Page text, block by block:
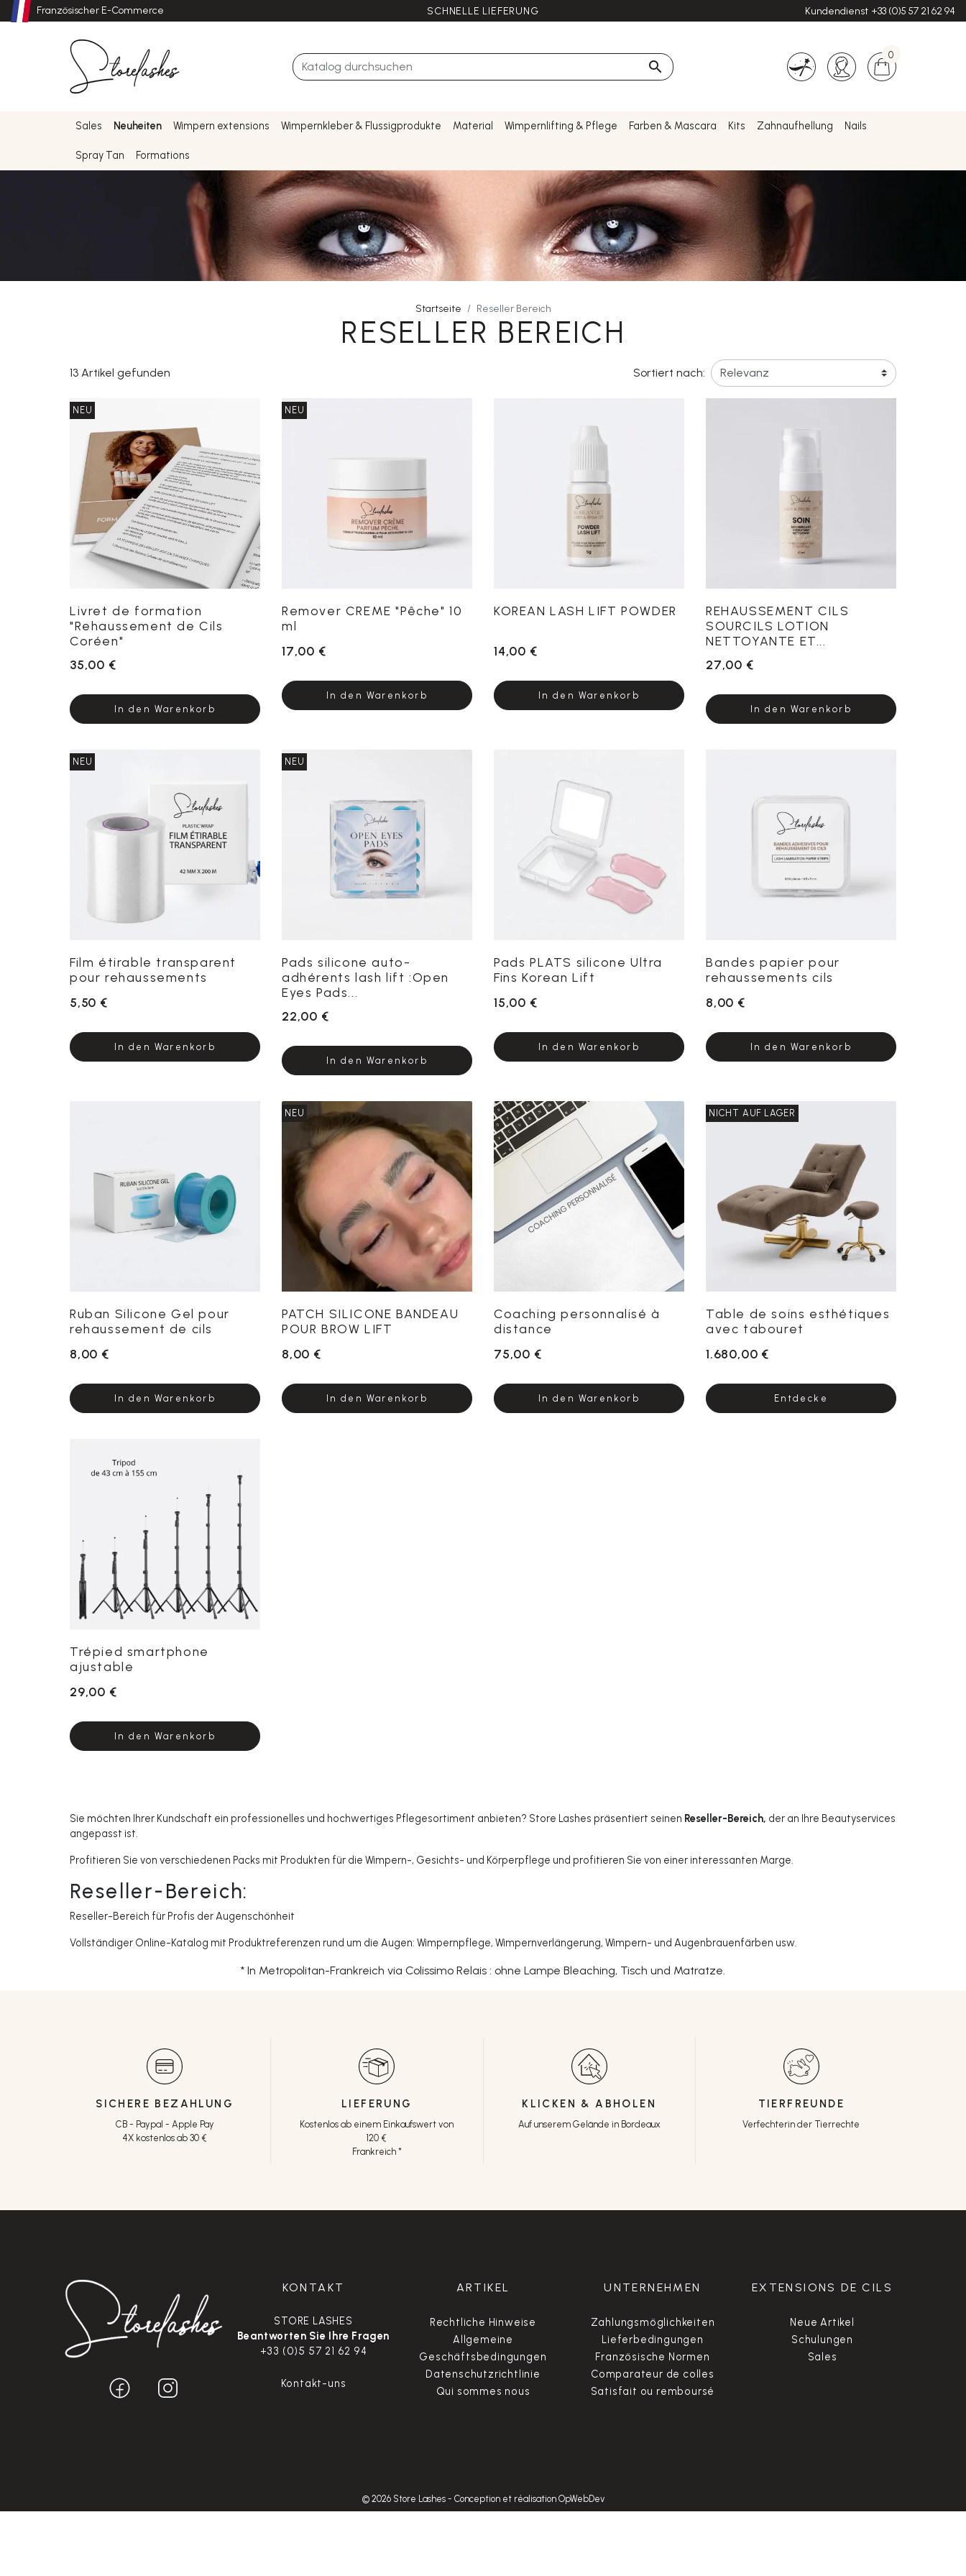
Französischer E-Commerce SCHNELLE LIEFERUNG Kundendienst +33 (0)5 57 21 62 94

0
Sales Neuheiten Wimpern extensions Wimpernkleber & Flussigprodukte Material Wimpernlifting & Pflege Farben & Mascara Kits Zahnaufhellung Nails
Spray Tan Formations
Startseite Reseller Bereich
RESELLER BEREICH
13 Artikel gefunden Sortiert nach:
Livret de formation
"Rehaussement de Cils
Coréen"
35,00 €
In den Warenkorb
NEU
Remover CREME "Pêche" 10
ml
17,00 €
In den Warenkorb
NEU
KOREAN LASH LIFT POWDER
14,00 €
In den Warenkorb
REHAUSSEMENT CILS
SOURCILS LOTION
NETTOYANTE ET...
27,00 €
In den Warenkorb
Film étirable transparent
pour rehaussements
5,50 €
In den Warenkorb
NEU
Pads silicone auto-
adhérents lash lift :Open
Eyes Pads...
22,00 €
In den Warenkorb
NEU
Pads PLATS silicone Ultra
Fins Korean Lift
15,00 €
In den Warenkorb
Bandes papier pour
rehaussements cils
8,00 €
In den Warenkorb
Ruban Silicone Gel pour
rehaussement de cils
8,00 €
In den Warenkorb
PATCH SILICONE BANDEAU
POUR BROW LIFT
8,00 €
In den Warenkorb
NEU
Coaching personnalisé à
distance
75,00 €
In den Warenkorb
Table de soins esthétiques
avec tabouret
1.680,00 €
Entdecke
NICHT AUF LAGER
Trépied smartphone
ajustable
29,00 €
In den Warenkorb
Sie möchten Ihrer Kundschaft ein professionelles und hochwertiges Pflegesortiment anbieten? Store Lashes präsentiert seinen Reseller-Bereich, der an Ihre Beautyservices
angepasst ist.
Profitieren Sie von verschiedenen Packs mit Produkten für die Wimpern-, Gesichts- und Körperpflege und profitieren Sie von einer interessanten Marge.
Reseller-Bereich:
Reseller-Bereich für Profis der Augenschönheit
Vollständiger Online-Katalog mit Produktreferenzen rund um die Augen: Wimpernpflege, Wimpernverlängerung, Wimpern- und Augenbrauenfärben usw.
* In Metropolitan-Frankreich via Colissimo Relais : ohne Lampe Bleaching, Tisch und Matratze.
SICHERE BEZAHLUNG
CB - Paypal - Apple Pay
4X kostenlos ab 30 €
LIEFERUNG
Kostenlos ab einem Einkaufswert von
120 €
Frankreich *
KLICKEN & ABHOLEN
Auf unserem Gelände in Bordeaux
TIERFREUNDE
Verfechterin der Tierrechte
KONTAKT
STORE LASHES
Beantworten Sie Ihre Fragen
+33 (0)5 57 21 62 94
Kontakt-uns
ARTIKEL
Rechtliche Hinweise
Allgemeine
Geschäftsbedingungen
Datenschutzrichtlinie
Qui sommes nous
UNTERNEHMEN
Zahlungsmöglichkeiten
Lieferbedingungen
Französische Normen
Comparateur de colles
Satisfait ou remboursé
EXTENSIONS DE CILS
Neue Artikel
Schulungen
Sales
© 2026 Store Lashes - Conception et réalisation OpWebDev